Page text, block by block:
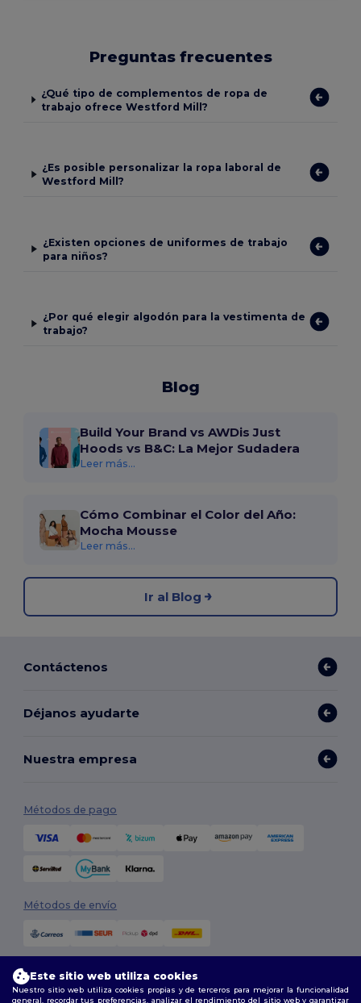
Preguntas frecuentes
¿Qué tipo de complementos de ropa de
trabajo ofrece Westford Mill?
¿Es posible personalizar la ropa laboral de
Westford Mill?
¿Existen opciones de uniformes de trabajo
para niños?
¿Por qué elegir algodón para la vestimenta de
trabajo?
Blog
Build Your Brand vs AWDis Just
Hoods vs B&C: La Mejor Sudadera
Leer más...
Cómo Combinar el Color del Año:
Mocha Mousse
Leer más...
Ir al Blog
Contáctenos
Déjanos ayudarte
Nuestra empresa
Métodos de pago
Métodos de envío
Este sitio web utiliza cookies
Nuestro sitio web utiliza cookies propias y de terceros para mejorar la funcionalidad
general, recordar tus preferencias, analizar el rendimiento del sitio web y garantizar